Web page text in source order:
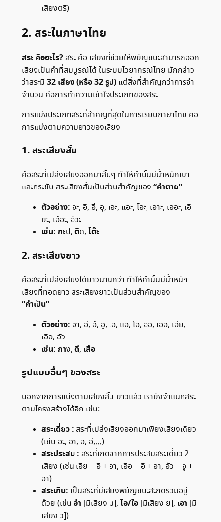
เสียงตรี)
2. สระในภาษาไทย
สระ คืออะไร?สระ คือ เสียงที่ช่วยให้พยัญชนะสามารถออก
เสียงเป็นคำที่สมบูรณ์ได้ ในระบบไวยากรณ์ไทย มักกล่าว
ว่าสระมี 32 เสียง (หรือ 32 รูป)แต่สิ่งที่สำคัญกว่าการจำ
จำนวน คือการทำความเข้าใจประเภทของสระ
การแบ่งประเภทสระที่สำคัญที่สุดในการเรียนภาษาไทย คือ
การแบ่งตามความยาวของเสียง
1. สระเสียงสั้น
คือสระที่เปล่งเสียงออกมาสั้นๆ ทำให้คำนั้นมีน้ำหนักเบา
และกระชับ สระเสียงสั้นเป็นส่วนสำคัญของ “คำตาย”
ตัวอย่าง: อะ, อิ, อึ, อุ, เอะ, แอะ, โอะ, เอาะ, เออะ, เอี
ยะ, เอือะ, อัวะ
เช่น: กะปิ, ติด, โต๊ะ
2. สระเสียงยาว
คือสระที่เปล่งเสียงได้ยาวนานกว่า ทำให้คำนั้นมีน้ำหนัก
เสียงที่ทอดยาว สระเสียงยาวเป็นส่วนสำคัญของ
“คำเป็น”
ตัวอย่าง: อา, อี, อื, อู, เอ, แอ, โอ, ออ, เออ, เอีย,
เอือ, อัว
เช่น: กาง, ดี, เสือ
รูปแบบอื่นๆ ของสระ
นอกจากการแบ่งตามเสียงสั้น-ยาวแล้ว เรายังจำแนกสระ
ตามโครงสร้างได้อีก เช่น:
สระเดี่ยว : สระที่เปล่งเสียงออกมาเพียงเสียงเดียว
(เช่น อะ, อา, อิ, อี,…)
สระประสม : สระที่เกิดจากการประสมสระเดี่ยว 2
เสียง (เช่น เอีย = อี + อา, เอือ = อื + อา, อัว = อู +
อา)
สระเกิน: เป็นสระที่มีเสียงพยัญชนะสะกดรวมอยู่
ด้วย (เช่น อำ [มีเสียง ม], ไอ/ใอ[มีเสียง ย], เอา [มี
เสียง ว])